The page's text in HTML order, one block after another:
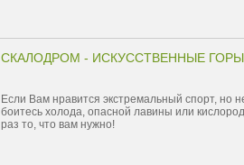
СКАЛОДРОМ - ИСКУССТВЕННЫЕ ГОРЫ
Если Вам нравится экстремальный спорт, но
боитесь холода, опасной лавины или
раз то, что вам нужно!